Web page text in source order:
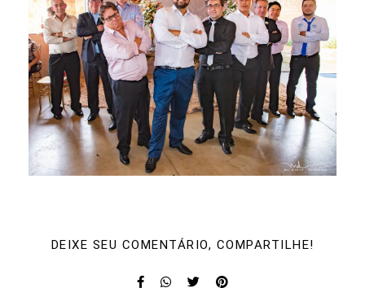
DEIXE SEU COMENTÁRIO, COMPARTILHE!